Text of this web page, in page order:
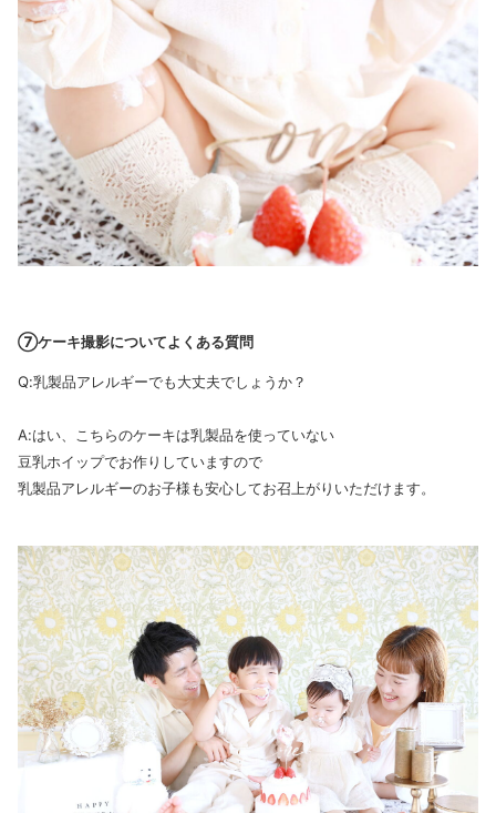
⑦ケーキ撮影についてよくある質問
Q:乳製品アレルギーでも大丈夫でしょうか？
A:はい、こちらのケーキは乳製品を使っていない
豆乳ホイップでお作りしていますので
乳製品アレルギーのお子様も安心してお召上がりいただけます。